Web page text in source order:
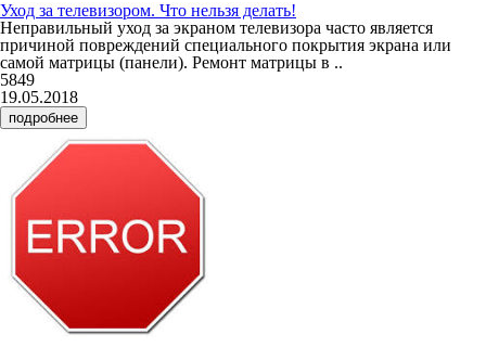
Уход за телевизором. Что нельзя делать!
Неправильный уход за экраном телевизора часто является
причиной повреждений специального покрытия экрана или
самой матрицы (панели). Ремонт матрицы в ..
5849
19.05.2018
подробнее